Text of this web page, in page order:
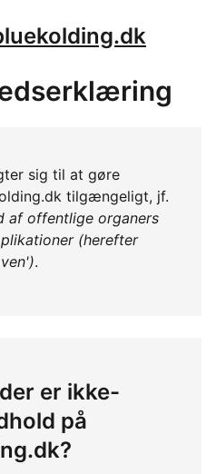
sig til at gøre
tilgængeligt, jf.
af offentlige organers
(herefter
.
er ikke-
på